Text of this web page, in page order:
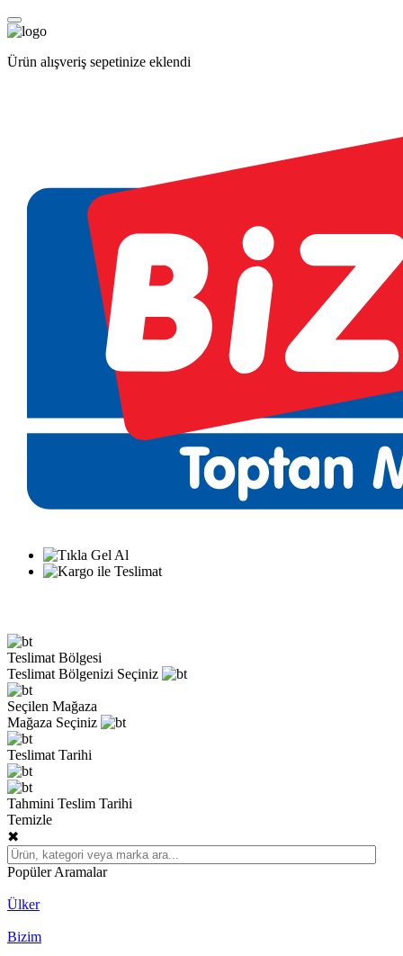
Ürün alışveriş sepetinize eklendi
Teslimat Bölgesi
Teslimat Bölgenizi Seçiniz
Seçilen Mağaza
Mağaza Seçiniz
Teslimat Tarihi
Tahmini Teslim Tarihi
Temizle
✖
Popüler Aramalar
Ülker
Bizim